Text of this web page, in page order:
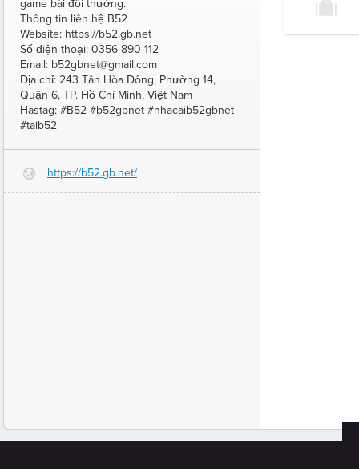
game bài đổi thưởng.
Thông tin liên hệ B52
Website: https://b52.gb.net
Số điện thoại: 0356 890 112
Email: b52gbnet@gmail.com
Địa chỉ: 243 Tân Hòa Đông, Phường 14,
Quận 6, TP. Hồ Chí Minh, Việt Nam
Hastag: #B52 #b52gbnet #nhacaib52gbnet
#taib52
G https://b52.gb.net/